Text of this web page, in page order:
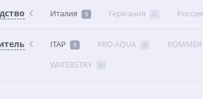
Италия 9 Германия 0 Россия
ITAP 9 PRO AQUA 0 ROMMER
WATERSTRY 0